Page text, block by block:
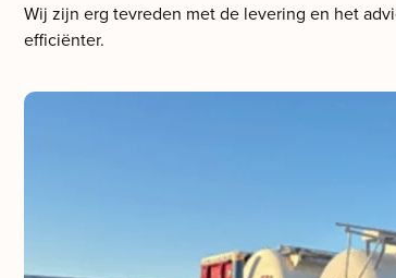
Wij zijn erg tevreden met de levering en het
efficiënter.